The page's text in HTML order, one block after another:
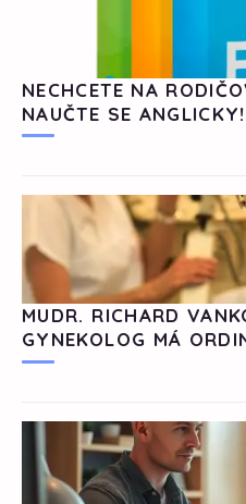
NECHCETE NA
NAUČTE SE ANGLICKY!
MUDR. RICHARD
GYNEKOLOG MÁ